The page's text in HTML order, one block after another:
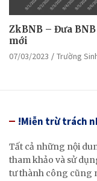
ZkBNB – Đưa
mới
07/03/2023 Trường
!Miễn trừ trách
Tất cả những nội
tham khảo và sử
tư thành công cũng